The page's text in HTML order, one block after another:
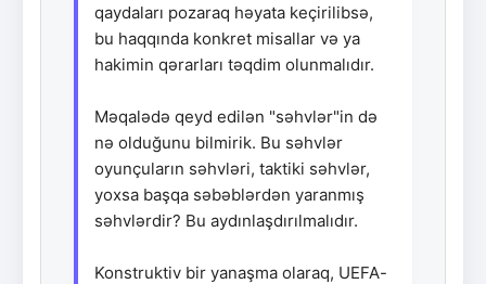
qaydaları pozaraq həyata keçirilibsə,
bu haqqında konkret misallar və ya
hakimin qərarları təqdim olunmalıdır.
Məqalədə qeyd edilən "səhvlər"in də
nə olduğunu bilmirik. Bu səhvlər
oyunçuların səhvləri, taktiki səhvlər,
yoxsa başqa səbəblərdən yaranmış
səhvlərdir? Bu aydınlaşdırılmalıdır.
Konstruktiv bir yanaşma olaraq, UEFA-